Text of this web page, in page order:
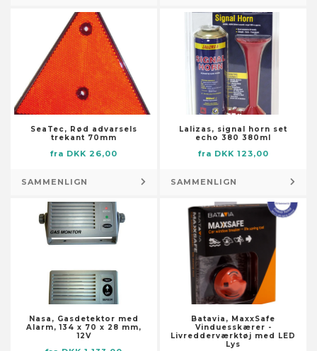
Duftstoffer
Dufttilbehør til hjemmet
Dørmåtter
Flag og vindposer
Foderautomater til haven
Fontæner og damme
Fotorammer
Fugle- og smådyrshuse
Fuglebade
Have- og trædesten
Havedekorationer
Husnumre og -bogstaver
Højtidsdekorationer
Knagerækker og stumtjenere
Kranse og guirlander
Kufferter
Kurve
Presenninger
Skabstilbehør
Smøremiddelslanger
Stolpefødder
Trykluftsslanger
Værktøjsopbevaring og -
organisering
Lagertanke
Låse og klinker
Pumper
Brøndpumper og -systemer
Dykpumper
Sump-, kloak- og
spildevandspumper
Vandings-, sprinkler- og
forstærkerpumper
SeaTec, Rød advarsels
trekant 70mm
fra DKK 26,00
SAMMENLIGN
Lalizas, signal horn set
echo 380 380ml
fra DKK 123,00
SAMMENLIGN
Nasa, Gasdetektor med
Alarm, 134 x 70 x 28 mm,
12V
Batavia, MaxxSafe
Vinduesskærer -
Livredderværktøj med LED
Lys